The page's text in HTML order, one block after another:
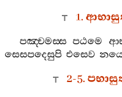
1.
පඤ‍්චමස‍්ස පඨමෙ
සෙසපදෙසුපි එසෙව
2-5.